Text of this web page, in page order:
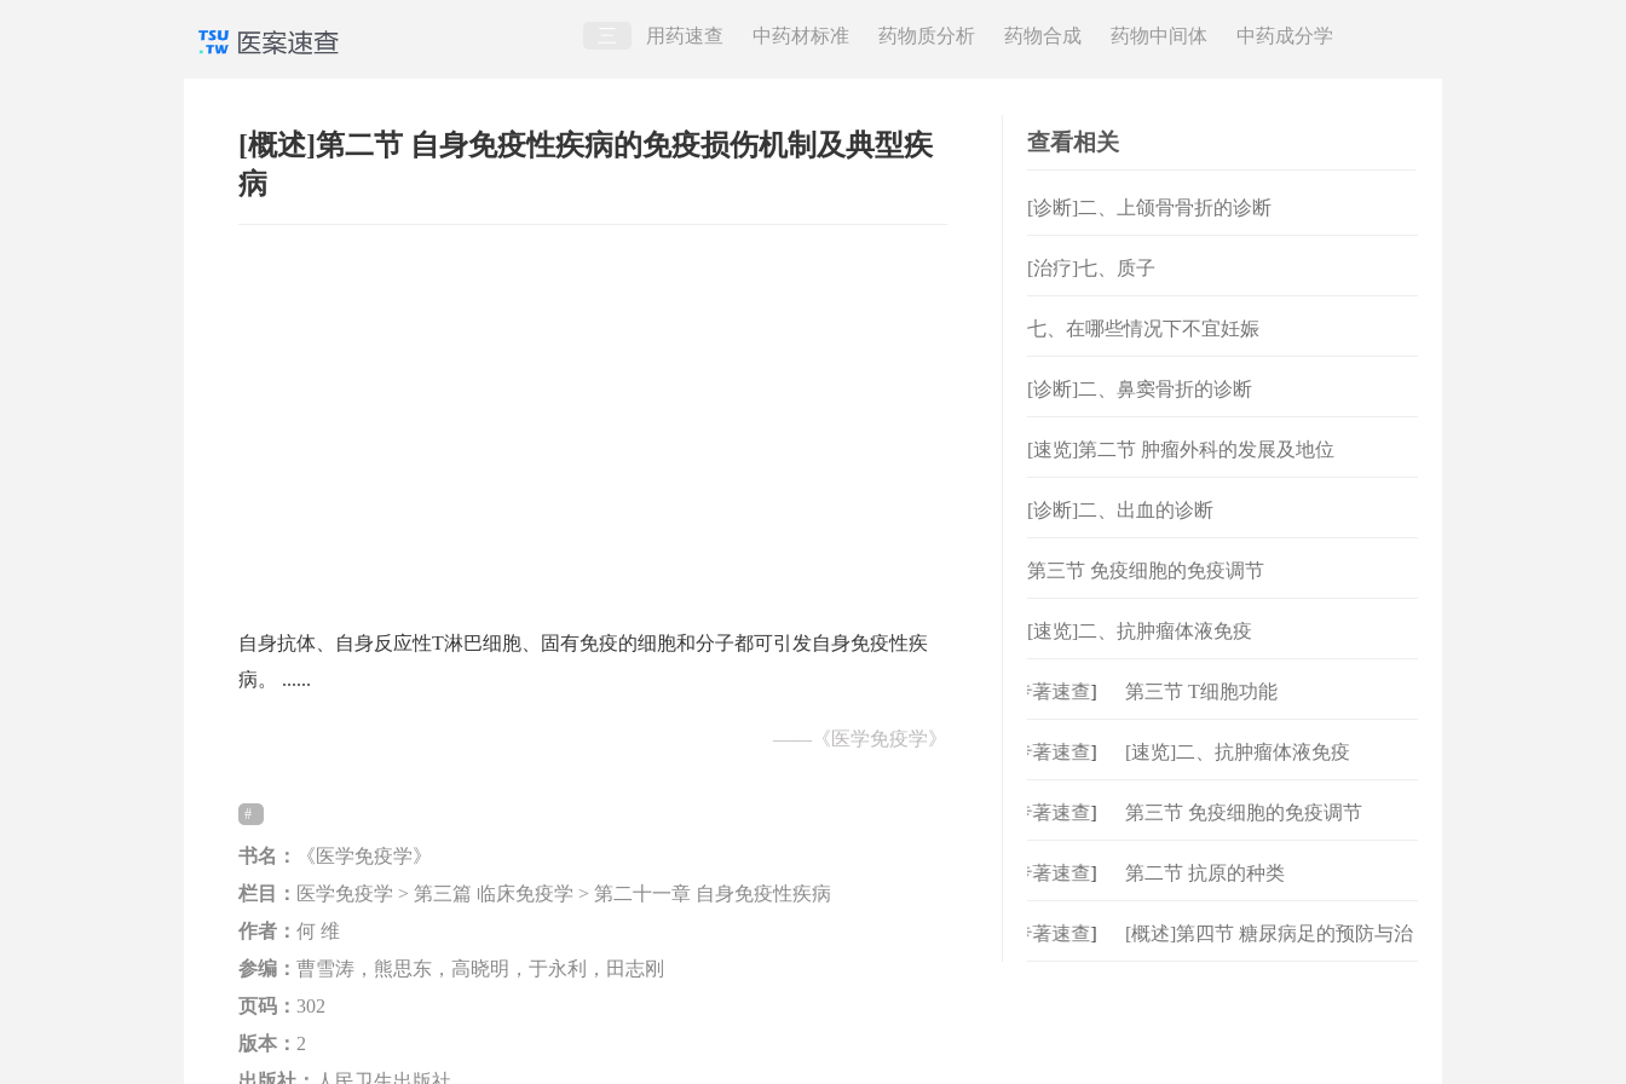
用药速查 中药材标准 药物质分析 药物合成 药物中间体 中药成分学
[概述]第二节 自身免疫性疾病的免疫损伤机制及典型疾
病
自身抗体、自身反应性T淋巴细胞、固有免疫的细胞和分子都可引发自身免疫性疾
病。 ......
—— 《医学免疫学》
书名：
《医学免疫学》
栏目： 医学免疫学 > 第三篇 临床免疫学 > 第二十一章 自身免疫性疾病
作者： 何 维
参编： 曹雪涛，熊思东，高晓明，于永利，田志刚
页码： 302
版本： 2
查看相关
[诊断]二、上颌骨骨折的诊断
[治疗]七、质子
七、在哪些情况下不宜妊娠
[诊断]二、鼻窦骨折的诊断
[速览]第二节 肿瘤外科的发展及地位
[诊断]二、出血的诊断
第三节 免疫细胞的免疫调节
[速览]二、抗肿瘤体液免疫
专著速查] 第三节 T细胞功能
专著速查] [速览]二、抗肿瘤体液免疫
专著速查] 第三节 免疫细胞的免疫调节
专著速查] 第二节 抗原的种类
专著速查] [概述]第四节 糖尿病足的预防与治